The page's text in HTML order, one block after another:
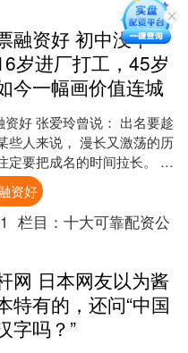
融资好 初中没毕
岁进厂打工，45岁
今一幅画价值连城
资好 张爱玲曾说： 出名要趁
些人来说， 漫长又激荡的历
定要把成名的时间拉长。 经
的沧桑岁月， 64岁的她才
资好
栏目： 十大可靠配资公
网 日本网友以为酱
特有的，还问“中国
字吗？”